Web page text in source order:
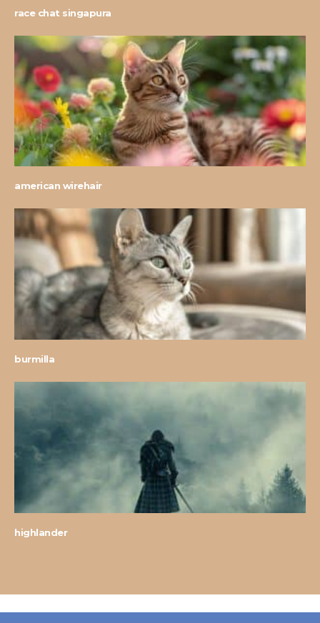
race chat singapura
american wirehair
burmilla
highlander